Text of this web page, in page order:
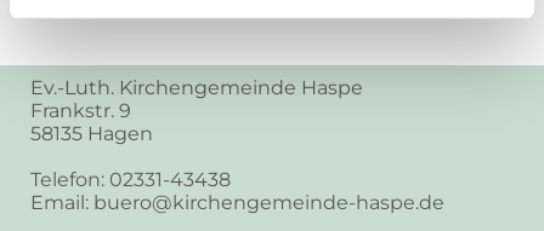
Ev.-Luth. Kirchengemeinde Haspe
Frankstr. 9
58135 Hagen
Telefon: 02331-43438
Email: buero@kirchengemeinde-haspe.de